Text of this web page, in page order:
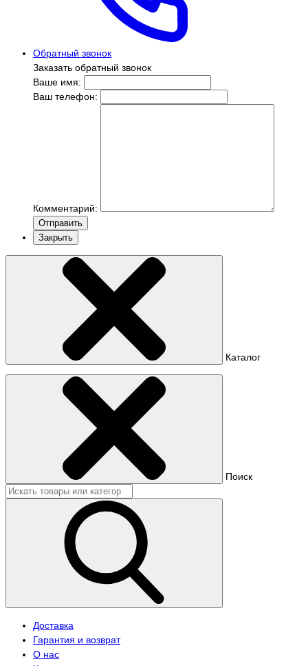
Обратный звонок
Заказать обратный звонок
Ваше имя:
Ваш телефон:
Комментарий:
Отправить
Закрыть
Каталог
Поиск
Доставка
Гарантия и возврат
О нас